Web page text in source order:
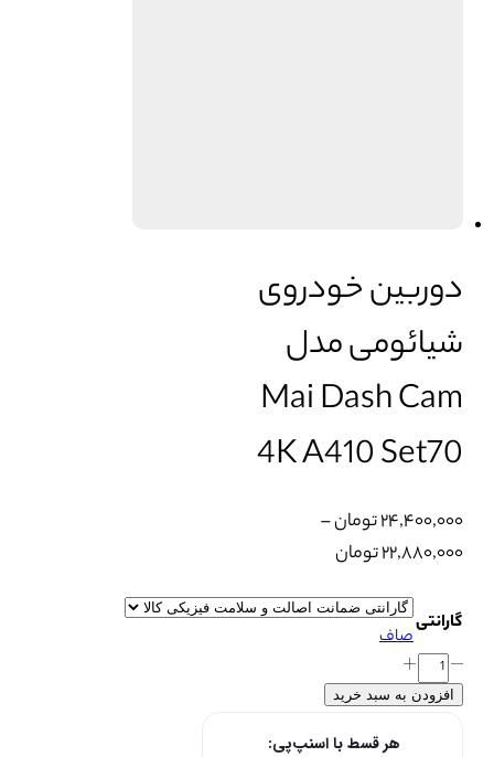
دوربین خودروی
شیائومی مدل
Mai Dash Cam
4K A410 Set70
۲۴,۴۰۰,۰۰۰تومان–
۲۲,۸۸۰,۰۰۰تومان
۲۲,۸۸۰,۰۰۰ تومان
۲۴,۴۰۰,۰۰۰ تومان
گارانتی
صاف
دوربین
خودروی
افزودن به سبد خرید
هر قسط با اسنپ‌پی: